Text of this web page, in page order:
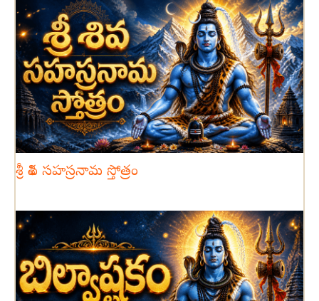
శ్రీ శివ సహస్రనామ స్తోత్రం